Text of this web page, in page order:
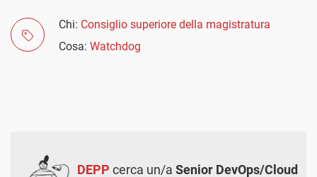
Chi: Consiglio superiore della magistratura
Cosa: Watchdog
DEPP cerca un/a Senior DevOps/Cloud